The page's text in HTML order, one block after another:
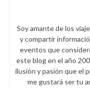
Soy amante de los
y compartir
eventos que
este blog en el año
ilusión y pasión que el
me gustará ser tu